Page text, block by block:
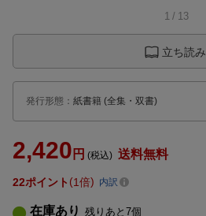
1 / 13
立ち読み
発行形態 ： 紙書籍 (全集・双書)
2,420 円 (税込) 送料無料
22ポイント 1倍 内訳
在庫あり 残りあと 7個